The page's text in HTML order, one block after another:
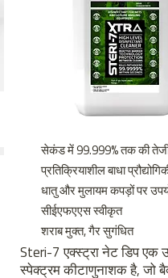
सेकंड में 99.999% तक की तेजी
प्रतिक्रियाशील बाधा
धातु और मुलायम कपड़ों पर
सीईएफएएस स्वीकृत
शराब मुक्त, गैर सुगंधित
Steri-7 एक्स्ट्रा नेट डिप एक
स्पेक्ट्रम कीटाणुनाशक है, जो